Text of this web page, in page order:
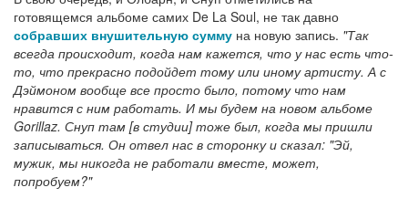
готовящемся альбоме самих De La Soul, не так давно
собравших внушительную сумму на новую запись. "Так
всегда происходит, когда нам кажется, что у нас есть что-
то, что прекрасно подойдет тому или иному артисту. А с
Дэймоном вообще все просто было, потому что нам
нравится с ним работать. И мы будем на новом альбоме
Gorillaz. Снуп там [в студии] тоже был, когда мы пришли
записываться. Он отвел нас в сторонку и сказал: "Эй,
мужик, мы никогда не работали вместе, может,
попробуем?"